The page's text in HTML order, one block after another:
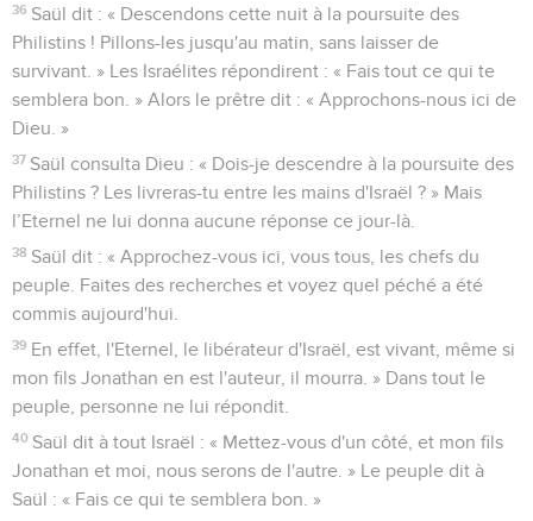
36 Saül dit : « Descendons cette nuit à la poursuite des
Philistins ! Pillons-les jusqu'au matin, sans laisser de
survivant. » Les Israélites répondirent : « Fais tout ce qui te
semblera bon. » Alors le prêtre dit : « Approchons-nous ici de
Dieu. »
37 Saül consulta Dieu : « Dois-je descendre à la poursuite des
Philistins ? Les livreras-tu entre les mains d'Israël ? » Mais
l’Eternel ne lui donna aucune réponse ce jour-là.
38 Saül dit : « Approchez-vous ici, vous tous, les chefs du
peuple. Faites des recherches et voyez quel péché a été
commis aujourd'hui.
39 En effet, l'Eternel, le libérateur d'Israël, est vivant, même si
mon fils Jonathan en est l'auteur, il mourra. » Dans tout le
peuple, personne ne lui répondit.
40 Saül dit à tout Israël : « Mettez-vous d'un côté, et mon fils
Jonathan et moi, nous serons de l'autre. » Le peuple dit à
Saül : « Fais ce qui te semblera bon. »